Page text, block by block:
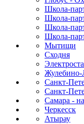
Школа-
Школа-
Школа-
Школа-
Мытищи
Сходня
Санкт-
Санкт-
Самара -
Черкесск
Атырау